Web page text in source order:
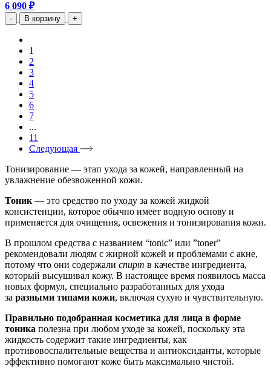
6 090 ₽
- В корзину +
1
2
3
4
5
6
7
...
11
Следующая
Тонизирование — этап ухода за кожей, направленный на
увлажнение обезвоженной кожи.
Тоник — это средство по уходу за кожей жидкой
консистенции, которое обычно имеет водную основу и
применяется для очищения, освежения и тонизирования кожи.
В прошлом средства с названием “tonic” или ”toner”
рекомендовали людям с жирной кожей и проблемами с акне,
потому что они содержали спирт в качестве ингредиента,
который высушивал кожу. В настоящее время появилось масса
новых формул, специально разработанных для ухода
за разными типами кожи, включая сухую и чувствительную.
Правильно подобранная косметика для лица в форме
тоника полезна при любом уходе за кожей, поскольку эта
жидкость содержит такие ингредиенты, как
противовоспалительные вещества и антиоксиданты, которые
эффективно помогают коже быть максимально чистой.